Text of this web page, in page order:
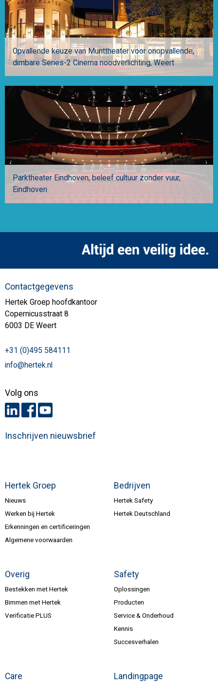
Opvallende keuze van Munttheater voor onopvallende,
dimbare Series-2 Cinema noodverlichting Weert
Parktheater Eindhoven; beleef cultuur zonder vuur
Eindhoven
Hertek Groep
Nieuws
Werken bij Hertek
Erkenningen en certificeringen
Algemene voorwaarden
Bedrijven
Hertek Safety
Hertek Deutschland
Overig
Bestekken met Hertek
Bimmen met Hertek
Verificatie PLUS
Safety
Oplossingen
Producten
Service & Onderhoud
Kennis
Succesverhalen
Care Landingpage
Contactgegevens
Hertek Groep hoofdkantoor
Copernicusstraat 8
6003 DE Weert
+31 (0)495 584111
info@hertek.nl
Volg ons
Inschrijven nieuwsbrief